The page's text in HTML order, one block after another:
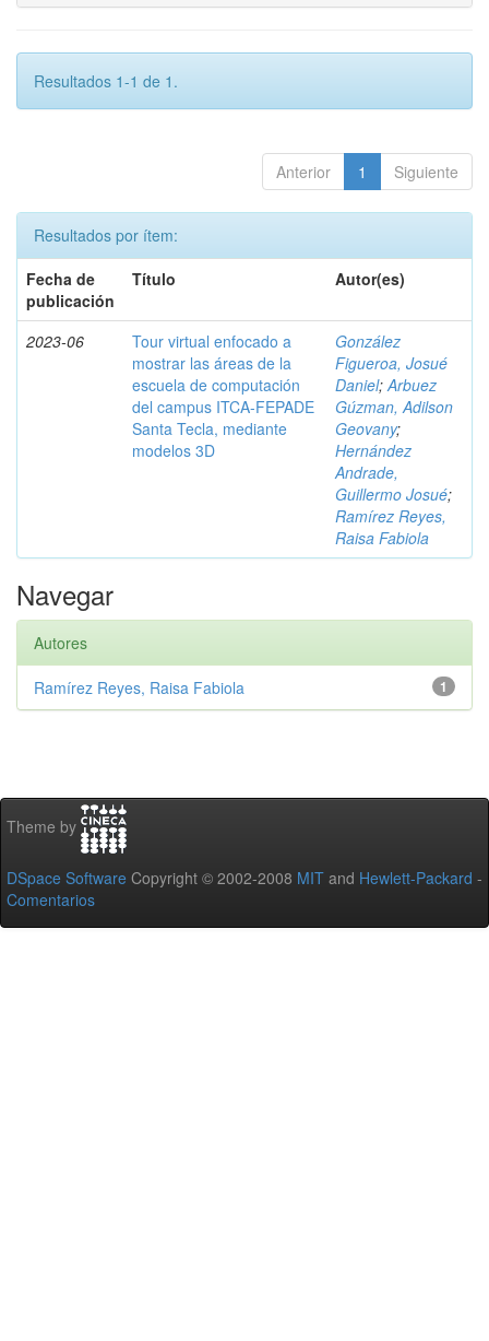
Resultados 1-1 de 1.
Anterior 1 Siguiente
Resultados por ítem:
Fecha de
publicación
Título Autor(es)
2023-06
Tour virtual enfocado a
mostrar las áreas de la
escuela de computación
del campus ITCA-FEPADE
Santa Tecla, mediante
modelos 3D
González
Figueroa, Josué
Daniel;Arbuez
Gúzman, Adilson
Geovany;
Hernández
Andrade,
Guillermo Josué;
Ramírez Reyes,
Raisa Fabiola
Navegar
Autores
1
Ramírez Reyes, Raisa Fabiola
Theme by
DSpace Software Copyright © 2002-2008 MIT and Hewlett-Packard -
Comentarios